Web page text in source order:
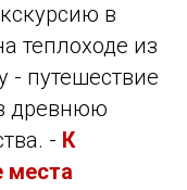
в
теплоходе из
- путешествие
древнюю
- К
места